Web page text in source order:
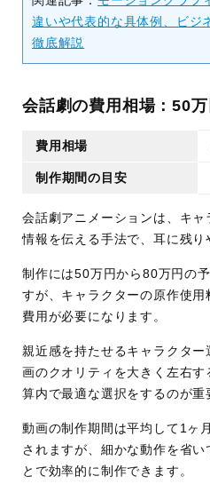
違いや代表的な具体例、ビジ
徹底解説
会話劇の費用相場：50
費用相場
制作期間の目安
会話劇アニメーションは、キ
情報を伝える手法で、耳に残り
制作には50万円から80万円の
すが、キャラクターの原作使
費用が必要になります。
親近感を持たせるキャラクタ
画のクオリティを大きく左右
算内で最適な選択をするのが重
動画の制作期間は平均して1ヶ
されますが、細かな動作を省い
とで効率的に制作できます。